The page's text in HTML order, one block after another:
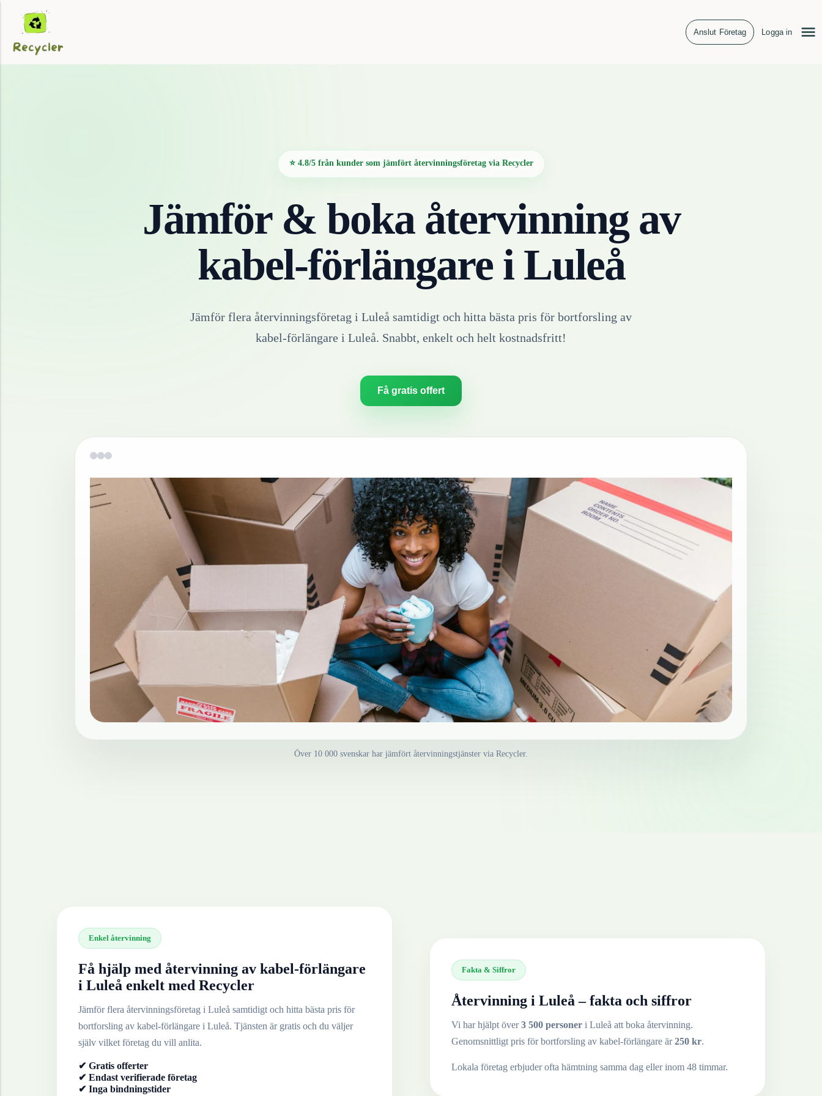
Anslut Företag Logga in
⭐ 4.8/5 från kunder som jämfört återvinningsföretag via Recycler
Jämför & boka återvinning av
kabel-förlängarei Luleå
Jämför flera återvinningsföretag i Luleå samtidigt och hitta bästa pris för bortforsling av
kabel-förlängare i Luleå. Snabbt, enkelt och helt kostnadsfritt!
Få gratis offert
Över 10 000 svenskar har jämfört återvinningstjänster via Recycler.
Enkel återvinning
Få hjälp med återvinning av kabel-förlängare
i Luleå enkelt med Recycler
Jämför flera återvinningsföretag i Luleå samtidigt och hitta bästa pris för
bortforsling av kabel-förlängare i Luleå. Tjänsten är gratis och du väljer
själv vilket företag du vill anlita.
✔ Gratis offerter
✔ Endast verifierade företag
✔ Inga bindningstider
Fakta & Siffror
Återvinning i Luleå – fakta och siffror
Vi har hjälpt över3 500 personer i Luleå att boka återvinning.
Genomsnittligt pris för bortforsling av kabel-förlängare är250 kr.
Lokala företag erbjuder ofta hämtning samma dag eller inom 48 timmar.